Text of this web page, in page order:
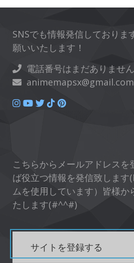
SNSでも情報発信しておりま
願いいたします！
電話番号はまだありません
animemapsx@gmail.com
こちらからメールアドレスを
ば役立つ情報を発信致しま
ムを使用しています）皆様か
たします(#^^#)
サイトを登録する